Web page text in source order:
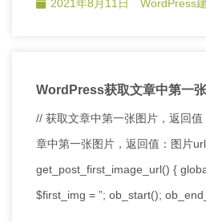
2021年8月11日 WordPress
WordPress获取文章中第一
// 获取文章中第一张图片，返回
章中第一张图片，返回值：图片
get_post_first_image_url() {
$first_img = ”; ob_start();